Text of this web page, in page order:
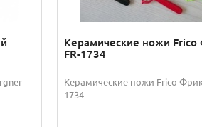
Керамические ножи Frico
FR-1734
Керамические ножи Frico
1734